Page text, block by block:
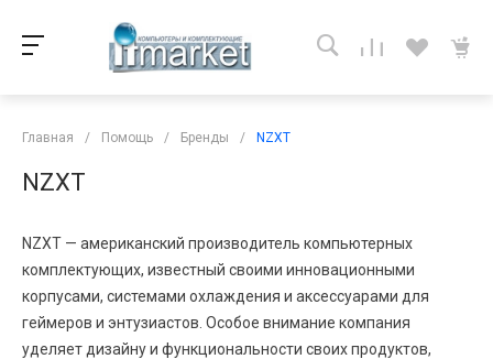
Главная / Помощь / Бренды / NZXT
NZXT
NZXT — американский производитель компьютерных
комплектующих, известный своими инновационными
корпусами, системами охлаждения и аксессуарами для
геймеров и энтузиастов. Особое внимание компания
уделяет дизайну и функциональности своих продуктов,